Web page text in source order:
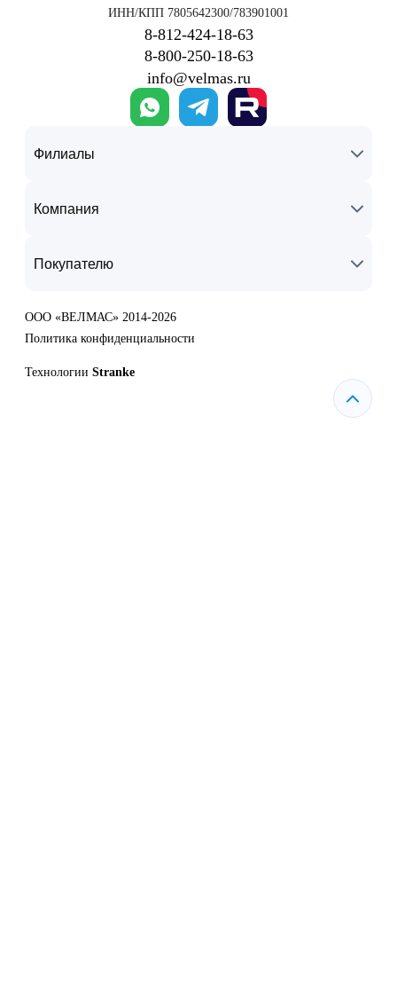
ИНН/КПП 7805642300/783901001
8‑812‑424‑18‑63
8‑800‑250‑18‑63
info@velmas.ru
Филиалы
Компания
Покупателю
ООО «ВЕЛМАС» 2014-2026
Политика конфиденциальности
Технологии Stranke